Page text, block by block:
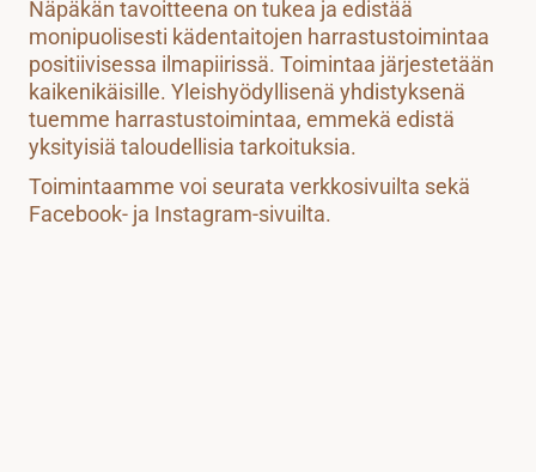
Näpäkän tavoitteena on tukea ja edistää
monipuolisesti kädentaitojen harrastustoimintaa
positiivisessa ilmapiirissä. Toimintaa järjestetään
kaikenikäisille. Yleishyödyllisenä yhdistyksenä
tuemme harrastustoimintaa, emmekä edistä
yksityisiä taloudellisia tarkoituksia.
Toimintaamme voi seurata verkkosivuilta sekä
Facebook- ja Instagram-sivuilta.